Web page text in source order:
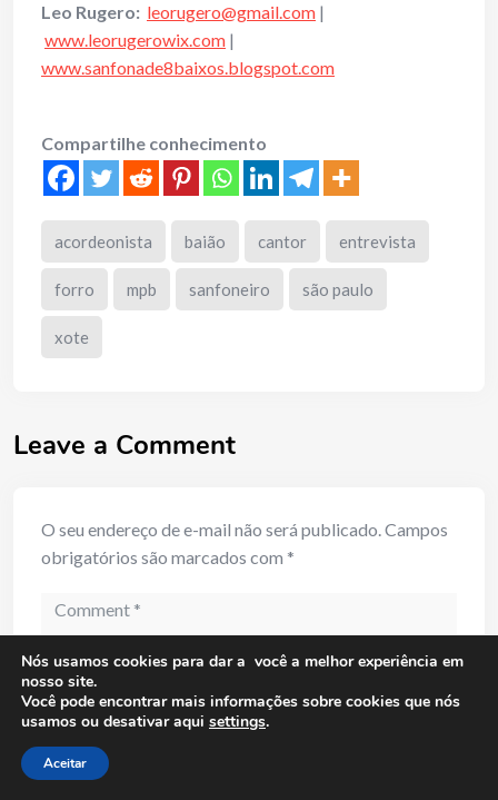
Leo Rugero: leorugero@gmail.com |
www.leorugerowix.com |
www.sanfonade8baixos.blogspot.com
Compartilhe conhecimento
acordeonista baião cantor entrevista
forro mpb sanfoneiro são paulo
xote
Leave a Comment
O seu endereço de e-mail não será publicado.Campos
obrigatórios são marcados com *
Comment
Nós usamos cookies para dar a você a melhor experiência em
nosso site.
Você pode encontrar mais informações sobre cookies que nós
usamos ou desativar aqui settings.
Aceitar